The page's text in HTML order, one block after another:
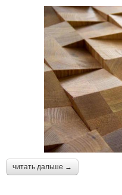
читать дальше →